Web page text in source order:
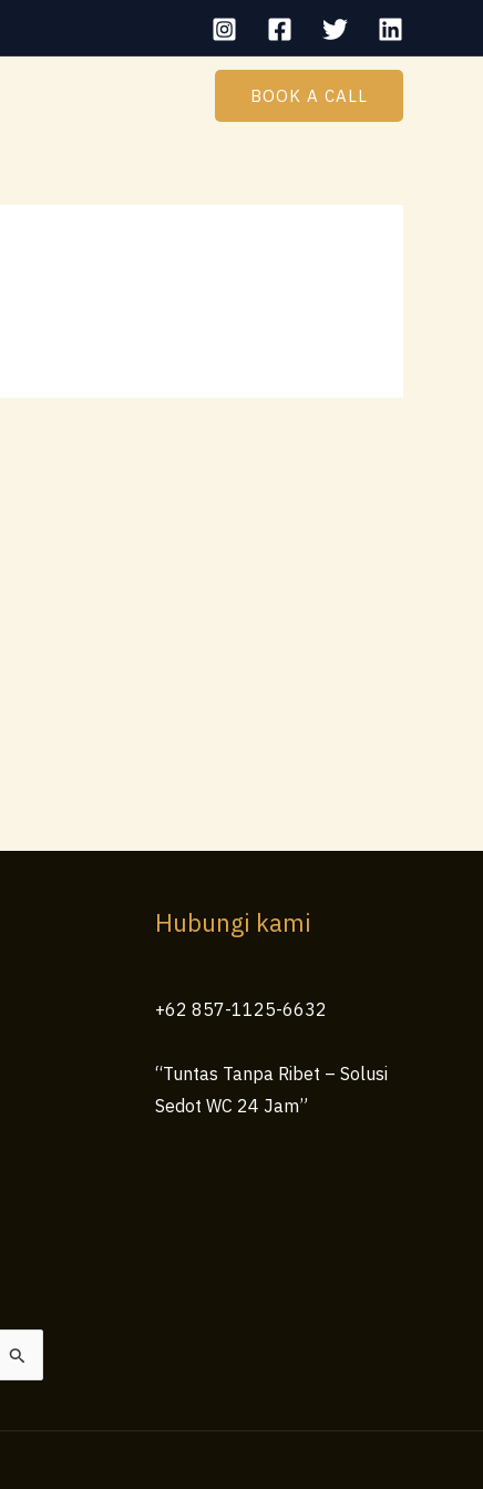
BOOK A CALL
Hubungi kami
+62 857-1125-6632
“Tuntas Tanpa Ribet – Solusi
Sedot WC 24 Jam”